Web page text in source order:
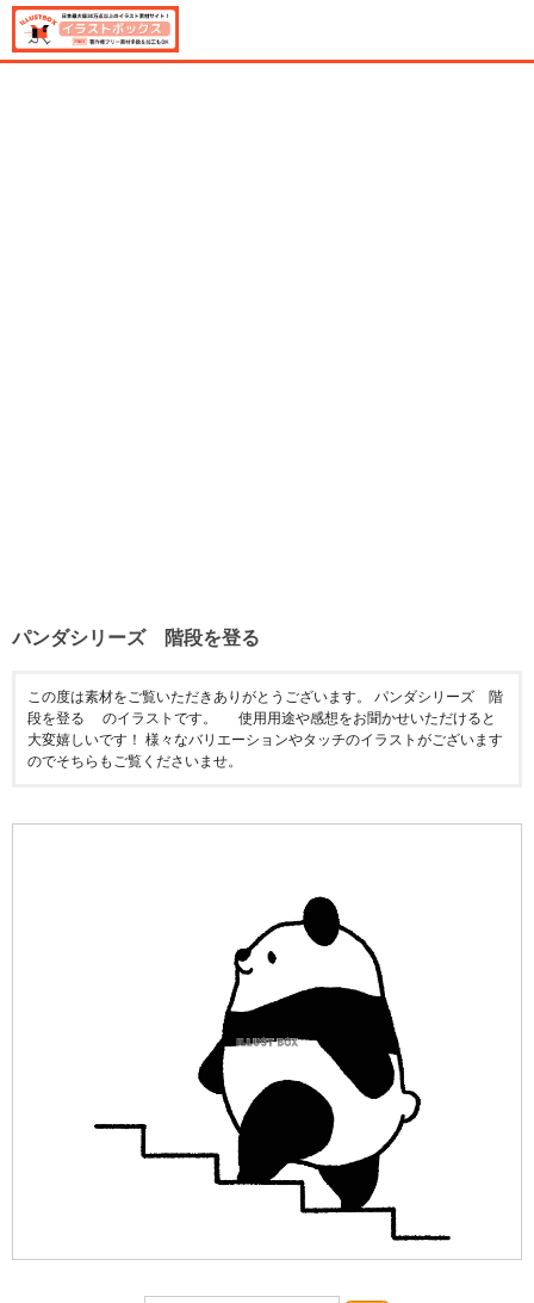
パンダシリーズ 階段を登る
この度は素材をご覧いただきありがとうございます。 パンダシリーズ 階
段を登る のイラストです。 使用用途や感想をお聞かせいただけると
大変嬉しいです！ 様々なバリエーションやタッチのイラストがございます
のでそちらもご覧くださいませ。